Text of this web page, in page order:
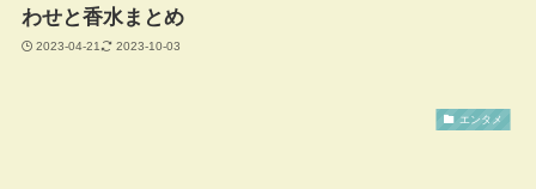
わせと香水まとめ
2023-04-21 2023-10-03
エンタメ